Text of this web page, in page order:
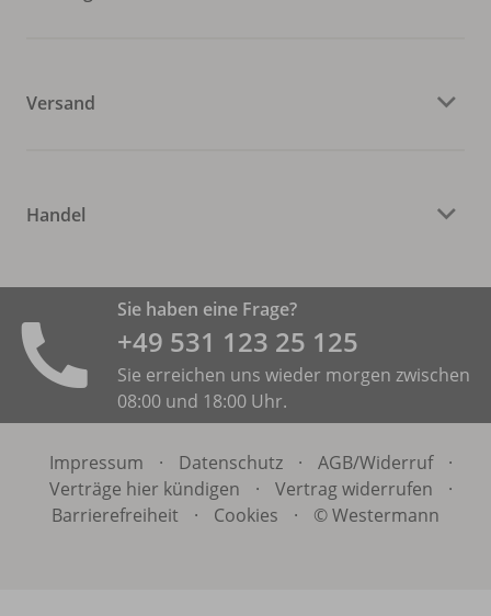
Versand
Handel
Sie haben eine Frage?
+49 531 ­123 25 125
Sie erreichen uns wieder morgen zwischen
08:00 und 18:00 Uhr.
Impressum · Datenschutz · AGB/Widerruf
·
Verträge hier kündigen
· Vertrag widerrufen
·
Barrierefreiheit
· Cookies · © Westermann